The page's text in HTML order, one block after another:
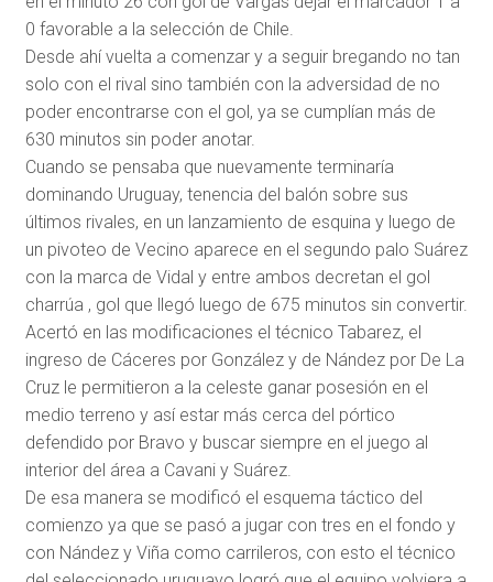
0 favorable a la selección de Chile.
Desde ahí vuelta a comenzar y a seguir bregando no tan
solo con el rival sino también con la adversidad de no
poder encontrarse con el gol, ya se cumplían más de
630 minutos sin poder anotar.
Cuando se pensaba que nuevamente terminaría
dominando Uruguay, tenencia del balón sobre sus
últimos rivales, en un lanzamiento de esquina y luego de
un pivoteo de Vecino aparece en el segundo palo Suárez
con la marca de Vidal y entre ambos decretan el gol
charrúa , gol que llegó luego de 675 minutos sin convertir.
Acertó en las modificaciones el técnico Tabarez, el
ingreso de Cáceres por González y de Nández por De La
Cruz le permitieron a la celeste ganar posesión en el
medio terreno y así estar más cerca del pórtico
defendido por Bravo y buscar siempre en el juego al
interior del área a Cavani y Suárez.
De esa manera se modificó el esquema táctico del
comienzo ya que se pasó a jugar con tres en el fondo y
con Nández y Viña como carrileros, con esto el técnico